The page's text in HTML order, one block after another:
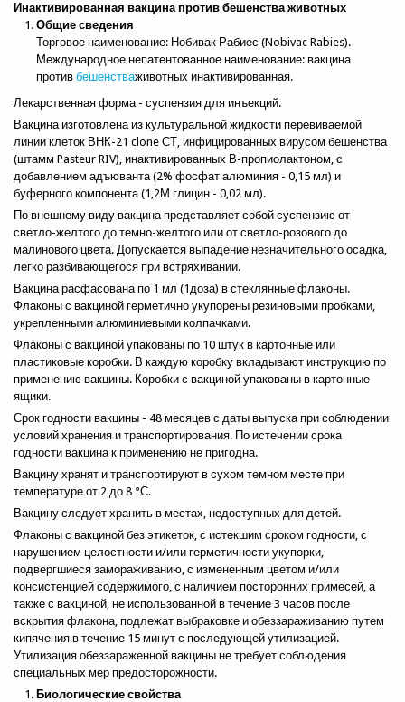
Инактивированная вакцина против бешенства животных
Общие сведения
Торговое наименование: Нобивак Рабиес (Nobivac Rabies).
Международное непатентованное наименование: вакцина
против бешенстваживотных инактивированная.
Лекарственная форма - суспензия для инъекций.
Вакцина изготовлена из культуральной жидкости перевиваемой
линии клеток ВНК-21 clone СТ, инфицированных вирусом бешенства
(штамм Pasteur RIV), инактивированных В-пропиолактоном, с
добавлением адъюванта (2% фосфат алюминия - 0,15 мл) и
буферного компонента (1,2М глицин - 0,02 мл).
По внешнему виду вакцина представляет собой суспензию от
светло-желтого до темно-желтого или от светло-розового до
малинового цвета. Допускается выпадение незначительного осадка,
легко разбивающегося при встряхивании.
Вакцина расфасована по 1 мл (1доза) в стеклянные флаконы.
Флаконы с вакциной герметично укупорены резиновыми пробками,
укрепленными алюминиевыми колпачками.
Флаконы с вакциной упакованы по 10 штук в картонные или
пластиковые коробки. В каждую коробку вкладывают инструкцию по
применению вакцины. Коробки с вакциной упакованы в картонные
ящики.
Срок годности вакцины - 48 месяцев с даты выпуска при соблюдении
условий хранения и транспортирования. По истечении срока
годности вакцина к применению не пригодна.
Вакцину хранят и транспортируют в сухом темном месте при
температуре от 2 до 8 °С.
Вакцину следует хранить в местах, недоступных для детей.
Флаконы с вакциной без этикеток, с истекшим сроком годности, с
нарушением целостности и/или герметичности укупорки,
подвергшиеся замораживанию, с измененным цветом и/или
консистенцией содержимого, с наличием посторонних примесей, а
также с вакциной, не использованной в течение 3 часов после
вскрытия флакона, подлежат выбраковке и обеззараживанию путем
кипячения в течение 15 минут с последующей утилизацией.
Утилизация обеззараженной вакцины не требует соблюдения
специальных мер предосторожности.
Биологические свойства